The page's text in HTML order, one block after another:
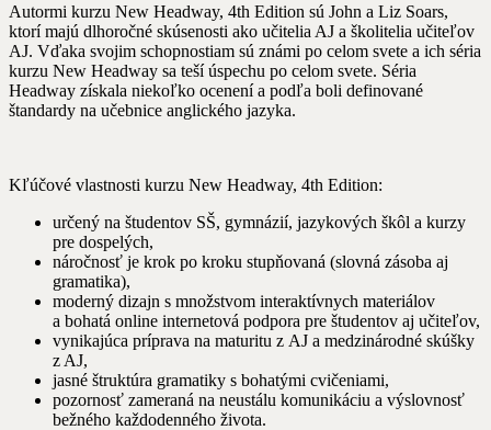
Autormi kurzu New Headway, 4th Edition sú John a Liz Soars,
ktorí majú dlhoročné skúsenosti ako učitelia AJ a školitelia učiteľov
AJ. Vďaka svojim schopnostiam sú známi po celom svete a ich séria
kurzu New Headway sa teší úspechu po celom svete. Séria
Headway získala niekoľko ocenení a podľa boli definované
štandardy na učebnice anglického jazyka.
Kľúčové vlastnosti kurzu New Headway, 4th Edition:
určený na študentov SŠ, gymnázií, jazykových škôl a kurzy
pre dospelých,
náročnosť je krok po kroku stupňovaná (slovná zásoba aj
gramatika),
moderný dizajn s množstvom interaktívnych materiálov
a bohatá online internetová podpora pre študentov aj učiteľov,
vynikajúca príprava na maturitu z AJ a medzinárodné skúšky
z AJ,
jasné štruktúra gramatiky s bohatými cvičeniami,
pozornosť zameraná na neustálu komunikáciu a výslovnosť
bežného každodenného života.